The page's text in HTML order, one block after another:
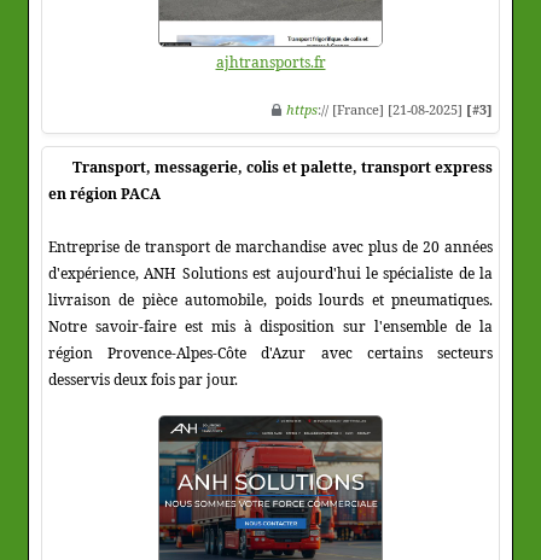
ajhtransports.fr
https:// [France] [21-08-2025] [#3]
Transport, messagerie, colis et palette, transport express
en région PACA
Entreprise de transport de marchandise avec plus de 20 années
d'expérience, ANH Solutions est aujourd'hui le spécialiste de la
livraison de pièce automobile, poids lourds et pneumatiques.
Notre savoir-faire est mis à disposition sur l'ensemble de la
région Provence-Alpes-Côte d'Azur avec certains secteurs
desservis deux fois par jour.